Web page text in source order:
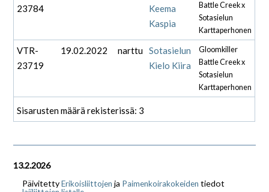
23784
Keema
Kaspia
Battle Creek x
Sotasielun
Karttaperhonen
VTR-
23719
19.02.2022 narttu Sotasielun
Kielo Kiira
Gloomkiller
Battle Creek x
Sotasielun
Karttaperhonen
Sisarusten määrä rekisterissä: 3
13.2.2026
PäivitettyErikoisliittojen ja Paimenkoirakokeiden tiedot